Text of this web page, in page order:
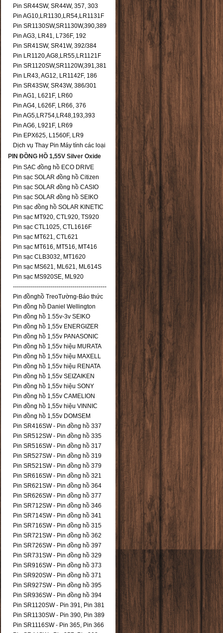
Pin SR44SW, SR44W, 357, 303
Pin AG10,LR1130,LR54,LR1131F
Pin SR1130SW,SR1130W,390,389
Pin AG3, LR41, L736F, 192
Pin SR41SW, SR41W, 392/384
Pin LR1120,AG8,LR55,LR1121F
Pin SR1120SW,SR1120W,391,381
Pin LR43, AG12, LR1142F, 186
Pin SR43SW, SR43W, 386/301
Pin AG1, L621F, LR60
Pin AG4, L626F, LR66, 376
Pin AG5,LR754,LR48,193,393
Pin AG6, L921F, LR69
Pin EPX625, L1560F, LR9
Dịch vụ Thay Pin Máy tính các loại
PIN ĐỒNG HỒ 1,55V Silver Oxide
Pin SẠC đồng hồ ECO DRIVE
Pin sạc SOLAR đồng hồ Citizen
Pin sạc SOLAR đồng hồ CASIO
Pin sạc SOLAR đồng hồ SEIKO
Pin sạc đồng hồ SOLAR KINETIC
Pin sạc MT920, CTL920, TS920
Pin sạc CTL1025, CTL1616F
Pin sạc MT621, CTL621
Pin sạc MT616, MT516, MT416
Pin sạc CLB3032, MT1620
Pin sạc MS621, ML621, ML614S
Pin sạc MS920SE, ML920
-----------------------------------------------
Pin đồnghồ TreoTường-Báo thức
Pin đồng hồ Daniel Wellington
Pin đồng hồ 1.55v-3v SEIKO
Pin đồng hồ 1,55v ENERGIZER
Pin đồng hồ 1,55v PANASONIC
Pin đồng hồ 1,55v hiệu MURATA
Pin đồng hồ 1,55v hiệu MAXELL
Pin đồng hồ 1,55v hiệu RENATA
Pin đồng hồ 1,55v SEIZAIKEN
Pin đồng hồ 1,55v hiệu SONY
Pin đồng hồ 1,55v CAMELION
Pin đồng hồ 1,55v hiệu VINNIC
Pin đồng hồ 1,55v DOMSEM
Pin SR416SW - Pin đồng hồ 337
Pin SR512SW - Pin đồng hồ 335
Pin SR516SW - Pin đồng hồ 317
Pin SR527SW - Pin đồng hồ 319
Pin SR521SW - Pin đồng hồ 379
Pin SR616SW - Pin đồng hồ 321
Pin SR621SW - Pin đồng hồ 364
Pin SR626SW - Pin đồng hồ 377
Pin SR712SW - Pin đồng hồ 346
Pin SR714SW - Pin đồng hồ 341
Pin SR716SW - Pin đồng hồ 315
Pin SR721SW - Pin đồng hồ 362
Pin SR726SW - Pin đồng hồ 397
Pin SR731SW - Pin đồng hồ 329
Pin SR916SW - Pin đồng hồ 373
Pin SR920SW - Pin đồng hồ 371
Pin SR927SW - Pin đồng hồ 395
Pin SR936SW - Pin đồng hồ 394
Pin SR1120SW - Pin 391, Pin 381
Pin SR1130SW - Pin 390, Pin 389
Pin SR1116SW - Pin 365, Pin 366